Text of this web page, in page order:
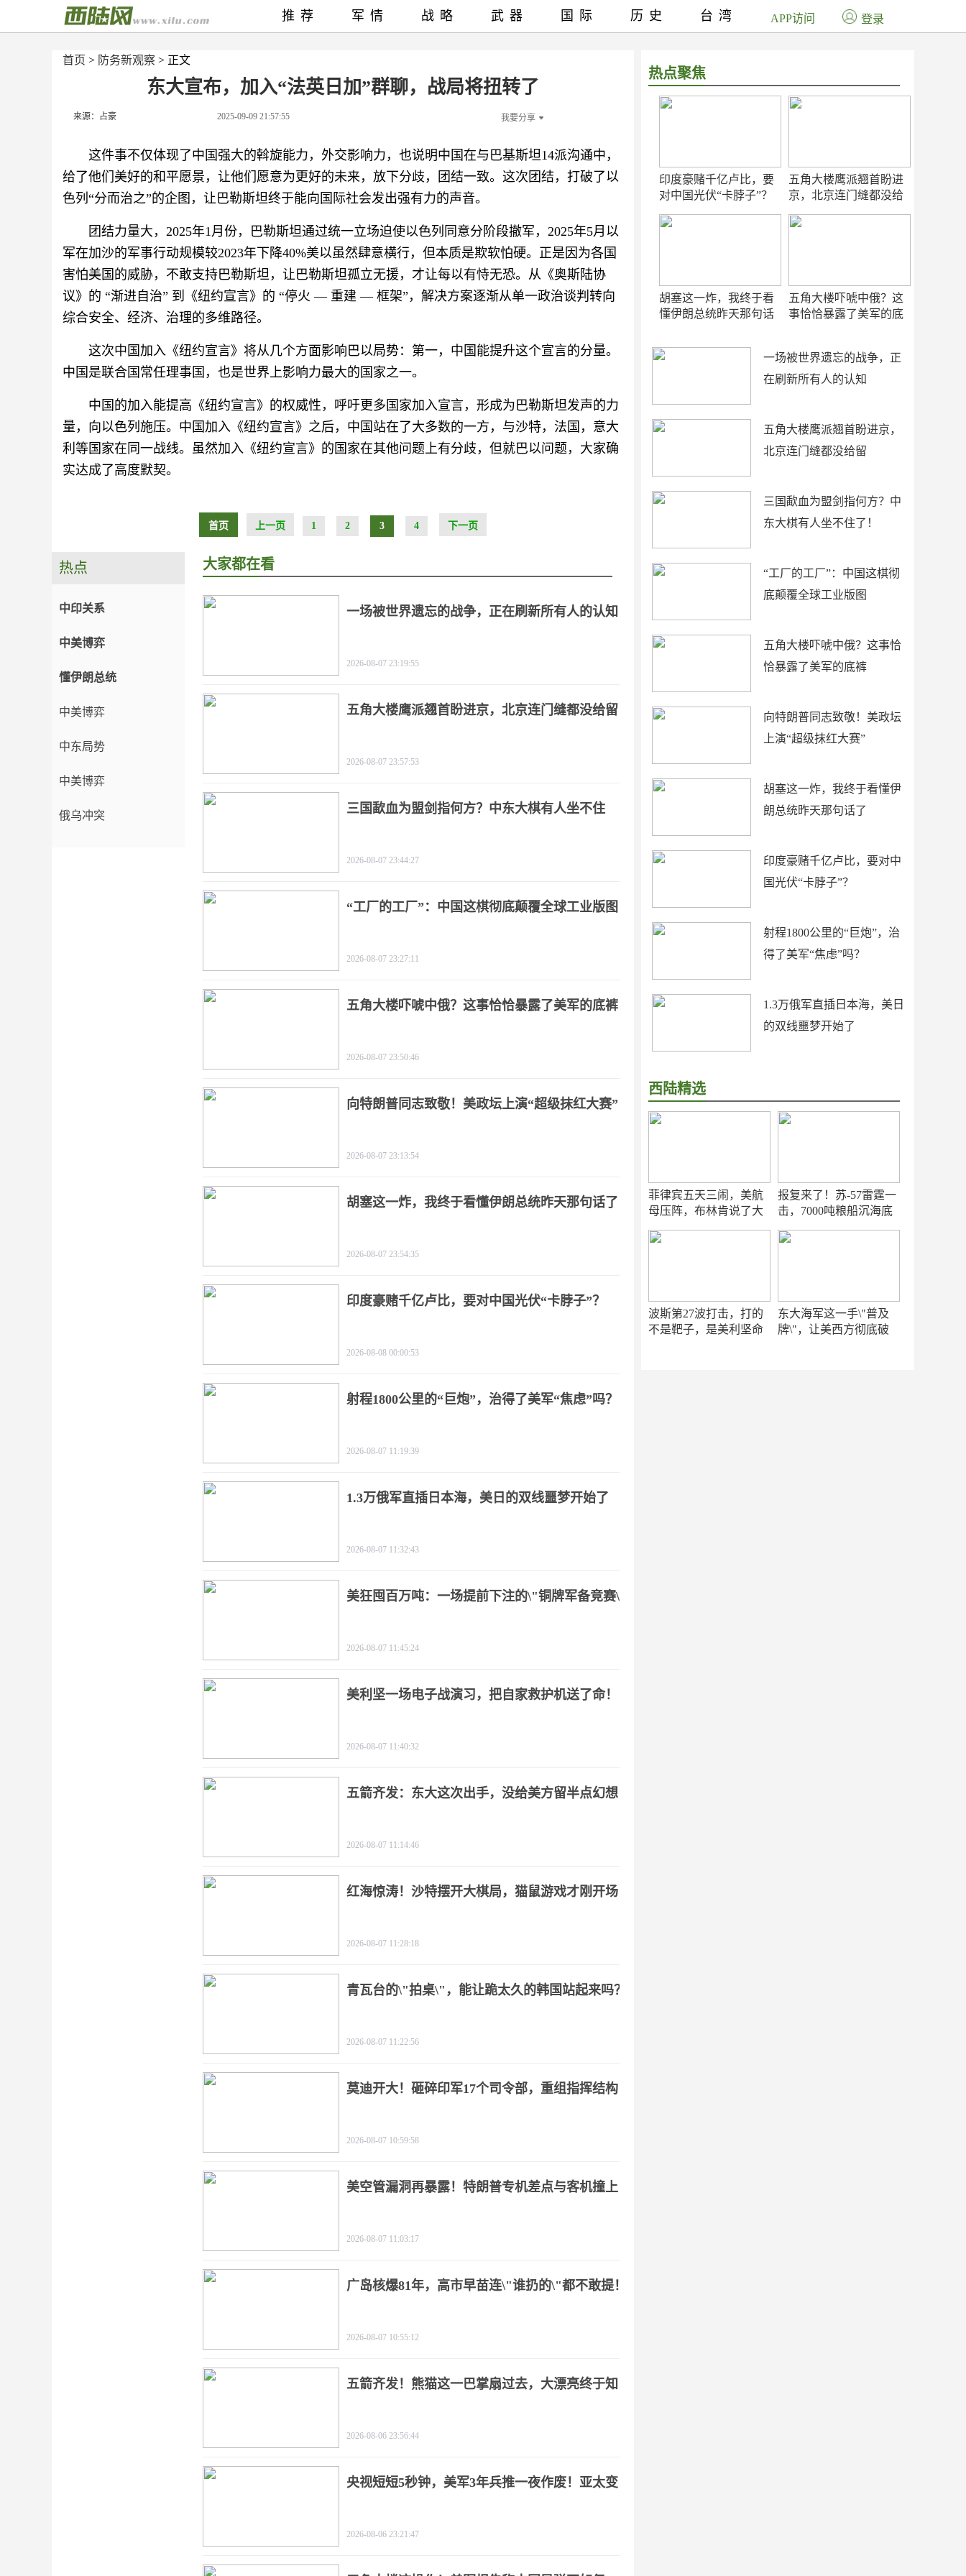
首页 > 防务新观察 > 正文
东大宣布，加入“法英日加”群聊，战局将扭转了
来源：占豪 2025-09-09 21:57:55 我要分享
这件事不仅体现了中国强大的斡旋能力，外交影响力，也说明中国在与巴基斯坦14派沟通中，
给了他们美好的和平愿景，让他们愿意为更好的未来，放下分歧，团结一致。这次团结，打破了以
色列“分而治之”的企图，让巴勒斯坦终于能向国际社会发出强有力的声音。
团结力量大，2025年1月份，巴勒斯坦通过统一立场迫使以色列同意分阶段撤军，2025年5月以
军在加沙的军事行动规模较2023年下降40%美以虽然肆意横行，但本质是欺软怕硬。正是因为各国
害怕美国的威胁，不敢支持巴勒斯坦，让巴勒斯坦孤立无援，才让每以有恃无恐。从《奥斯陆协
议》的 “渐进自治” 到《纽约宣言》的 “停火 — 重建 — 框架”，解决方案逐渐从单一政治谈判转向
综合安全、经济、治理的多维路径。
这次中国加入《纽约宣言》将从几个方面影响巴以局势：第一，中国能提升这个宣言的分量。
中国是联合国常任理事国，也是世界上影响力最大的国家之一。
中国的加入能提高《纽约宣言》的权威性，呼吁更多国家加入宣言，形成为巴勒斯坦发声的力
量，向以色列施压。中国加入《纽约宣言》之后，中国站在了大多数的一方，与沙特，法国，意大
利等国家在同一战线。虽然加入《纽约宣言》的国家在其他问题上有分歧，但就巴以问题，大家确
实达成了高度默契。
首页 上一页 1 2 3 4 下一页
热点聚焦
印度豪赌千亿卢比，要
对中国光伏“卡脖子”？
五角大楼鹰派翘首盼进
京，北京连门缝都没给
胡塞这一炸，我终于看
懂伊朗总统昨天那句话
五角大楼吓唬中俄？这
事恰恰暴露了美军的底
一场被世界遗忘的战争，正
在刷新所有人的认知
五角大楼鹰派翘首盼进京，
北京连门缝都没给留
三国歃血为盟剑指何方？中
东大棋有人坐不住了！
“工厂的工厂”：中国这棋彻
底颠覆全球工业版图
五角大楼吓唬中俄？这事恰
恰暴露了美军的底裤
向特朗普同志致敬！美政坛
上演“超级抹红大赛”
胡塞这一炸，我终于看懂伊
朗总统昨天那句话了
印度豪赌千亿卢比，要对中
国光伏“卡脖子”？
射程1800公里的“巨炮”，治
得了美军“焦虑”吗？
1.3万俄军直插日本海，美日
的双线噩梦开始了
西陆精选
菲律宾五天三闹，美航
母压阵，布林肯说了大
报复来了！苏-57雷霆一
击，7000吨粮船沉海底
波斯第27波打击，打的
不是靶子，是美利坚命
东大海军这一手\"普及
牌\"，让美西方彻底破
推荐 军情 战略 武器 国际 历史 台湾 APP访问 登录
热点
中印关系
中美博弈
懂伊朗总统
中美博弈
中东局势
中美博弈
俄乌冲突
大家都在看
一场被世界遗忘的战争，正在刷新所有人的认知
2026-08-07 23:19:55
五角大楼鹰派翘首盼进京，北京连门缝都没给留
2026-08-07 23:57:53
三国歃血为盟剑指何方？中东大棋有人坐不住
2026-08-07 23:44:27
“工厂的工厂”：中国这棋彻底颠覆全球工业版图
2026-08-07 23:27:11
五角大楼吓唬中俄？这事恰恰暴露了美军的底裤
2026-08-07 23:50:46
向特朗普同志致敬！美政坛上演“超级抹红大赛”
2026-08-07 23:13:54
胡塞这一炸，我终于看懂伊朗总统昨天那句话了
2026-08-07 23:54:35
印度豪赌千亿卢比，要对中国光伏“卡脖子”？
2026-08-08 00:00:53
射程1800公里的“巨炮”，治得了美军“焦虑”吗？
2026-08-07 11:19:39
1.3万俄军直插日本海，美日的双线噩梦开始了
2026-08-07 11:32:43
美狂囤百万吨：一场提前下注的\"铜牌军备竞赛\"
2026-08-07 11:45:24
美利坚一场电子战演习，把自家救护机送了命！
2026-08-07 11:40:32
五箭齐发：东大这次出手，没给美方留半点幻想
2026-08-07 11:14:46
红海惊涛！沙特摆开大棋局，猫鼠游戏才刚开场
2026-08-07 11:28:18
青瓦台的\"拍桌\"，能让跪太久的韩国站起来吗？
2026-08-07 11:22:56
莫迪开大！砸碎印军17个司令部，重组指挥结构
2026-08-07 10:59:58
美空管漏洞再暴露！特朗普专机差点与客机撞上
2026-08-07 11:03:17
广岛核爆81年，高市早苗连\"谁扔的\"都不敢提！
2026-08-07 10:55:12
五箭齐发！熊猫这一巴掌扇过去，大漂亮终于知
2026-08-06 23:56:44
央视短短5秒钟，美军3年兵推一夜作废！亚太变
2026-08-06 23:21:47